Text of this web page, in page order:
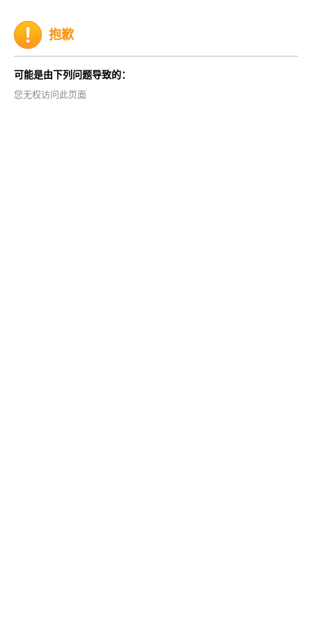
抱歉
可能是由下列问题导致的：
您无权访问此页面